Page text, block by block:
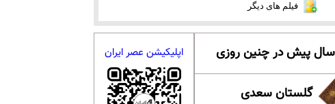
فیلم های دیگر
گلستان سعدی
اپلیکیشن عصر ایران